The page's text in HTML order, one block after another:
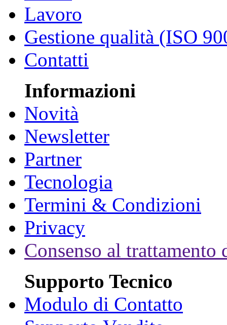
Lavoro
Gestione qualità (ISO
Contatti
Informazioni
Novità
Newsletter
Partner
Tecnologia
Termini & Condizioni
Privacy
Consenso al trattamento
Supporto Tecnico
Modulo di Contatto